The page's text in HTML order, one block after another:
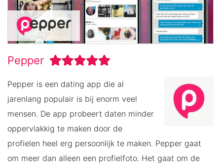
Pepper
Pepper is een dating app die al
jarenlang populair is bij enorm veel
mensen. De app probeert daten minder
oppervlakkig te maken door de
profielen heel erg persoonlijk te maken. Pepper gaat
om meer dan alleen een profielfoto. Het gaat om de